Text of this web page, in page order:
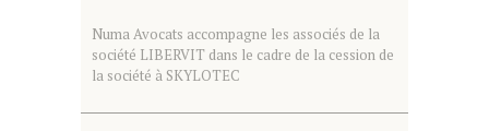
Numa Avocats accompagne les associés de la
société LIBERVIT dans le cadre de la cession de
la société à SKYLOTEC